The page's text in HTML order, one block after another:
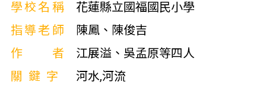
學校名稱
花蓮縣立國福國民小學
指導老師
陳鳳、陳俊吉
作者
江展溢、吳孟原等四人
關鍵字
河水,河流